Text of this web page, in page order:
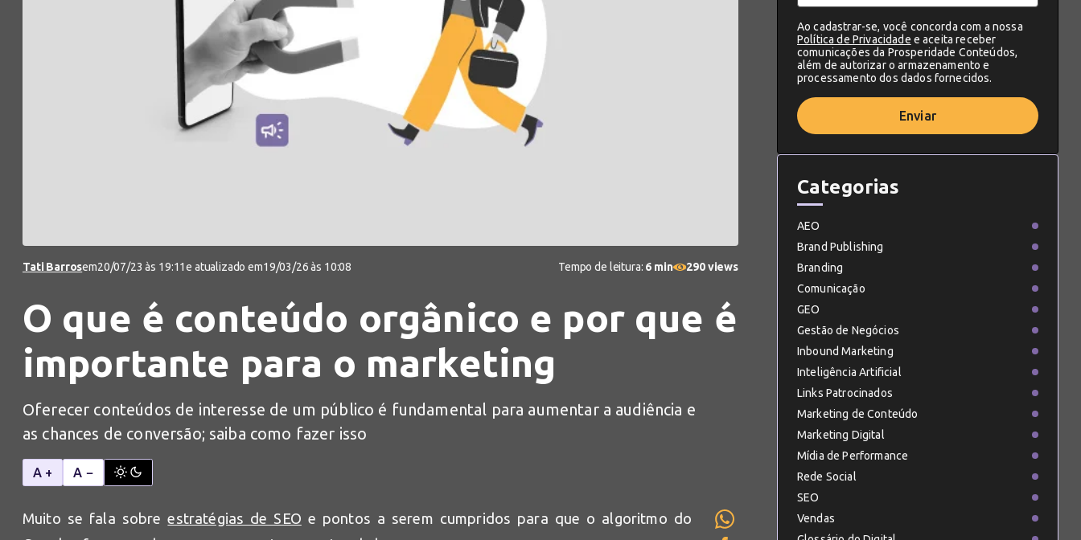
Tati Barrosem20/07/23 às 19:11e atualizado em19/03/26 às 10:08 Tempo de leitura: 6 min 290 views
O que é conteúdo orgânico e por que é
importante para o marketing
Oferecer conteúdos de interesse de um público é fundamental para aumentar a audiência e
as chances de conversão; saiba como fazer isso
A + A −
Muito se fala sobreestratégias de SEO e pontos a serem cumpridos para que o algoritmo do
Ao cadastrar-se, você concorda com a nossa
Política de Privacidade e aceita receber
comunicações da Prosperidade Conteúdos,
além de autorizar o armazenamento e
processamento dos dados fornecidos.
Enviar
Categorias
AEO
Brand Publishing
Branding
Comunicação
GEO
Gestão de Negócios
Inbound Marketing
Inteligência Artificial
Links Patrocinados
Marketing de Conteúdo
Marketing Digital
Mídia de Performance
Rede Social
SEO
Vendas